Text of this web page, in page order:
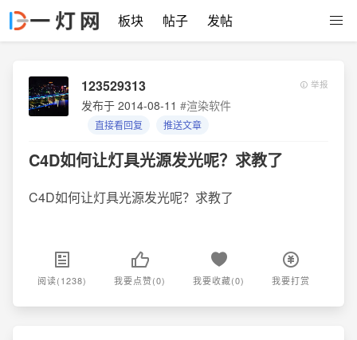
板块 帖子 发帖
123529313
发布于 2014-08-11 #渲染软件
直接看回复 推送文章
举报
C4D如何让灯具光源发光呢？求教了
C4D如何让灯具光源发光呢？求教了
阅读(1238) 我要点赞(0) 我要收藏(0) 我要打赏